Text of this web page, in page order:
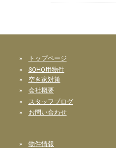
»
トップページ
» SOHO用物件
» 空き家対策
» 会社概要
»
スタッフブログ
» お問い合わせ
» 物件情報